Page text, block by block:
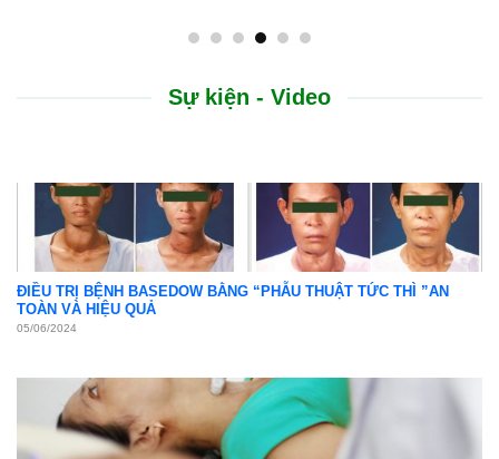
Sự kiện - Video
ĐIỀU TRỊ BỆNH BASEDOW BẰNG “PHẪU THUẬT TỨC THÌ ”AN
TOÀN VÀ HIỆU QUẢ
05/06/2024